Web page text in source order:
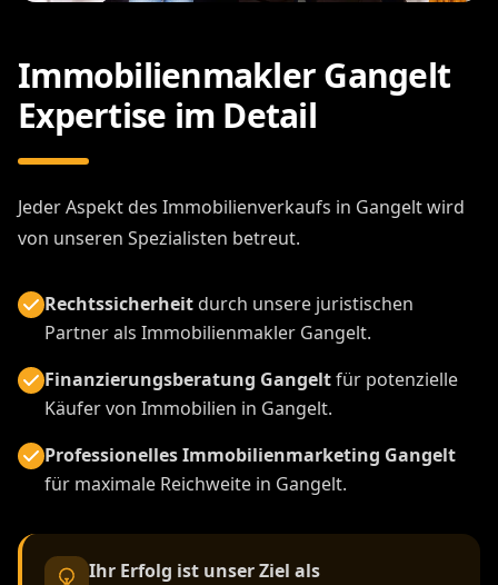
Immobilienmakler Gangelt
Expertise im Detail
Jeder Aspekt des Immobilienverkaufs in Gangelt wird
von unseren Spezialisten betreut.
Rechtssicherheitdurch unsere juristischen
Partner als Immobilienmakler Gangelt.
Finanzierungsberatung Gangeltfür potenzielle
Käufer von Immobilien in Gangelt.
Professionelles Immobilienmarketing Gangelt
für maximale Reichweite in Gangelt.
Ihr Erfolg ist unser Ziel als